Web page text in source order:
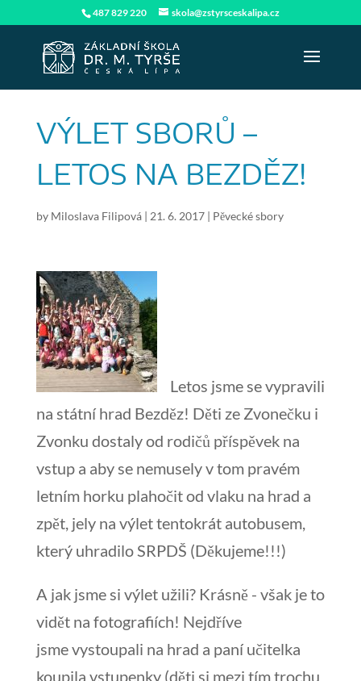
487 829 220 skola@zstyrsceskalipa.cz
VÝLET SBORŮ –
LETOS NA BEZDĚZ!
by Miloslava Filipová| 21. 6. 2017| Pěvecké sbory
Letos jsme se vypravili
na státní hrad Bezděz! Děti ze Zvonečku i
Zvonku dostaly od rodičů příspěvek na
vstup a aby se nemusely v tom pravém
letním horku plahočit od vlaku na hrad a
zpět, jely na výlet tentokrát autobusem,
který uhradilo SRPDŠ (Děkujeme!!!)
A jak jsme si výlet užili? Krásně - však je to
vidět na fotografiích! Nejdříve
jsme vystoupali na hrad a paní učitelka
koupila vstupenky (děti si mezi tím trochu